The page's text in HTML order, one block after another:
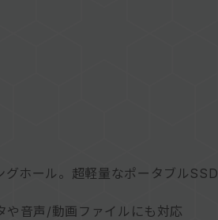
ホール。超軽量なポータブルSSD
音声/動画ファイルにも対応